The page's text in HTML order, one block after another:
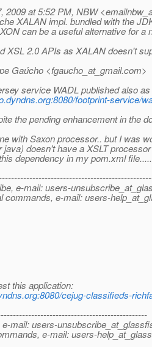
2009 at 5:52 PM, NBW
XALAN impl. bundled with the
can be a useful alternative for a
XSL 2.0 APIs as XALAN doesn't
Gaúcho <fgaucho_at_gmail.com>
service WADL published also
footprint-service/
the pending enhancement in the
with Saxon processor.. but I was
doesn't have a XSLT
dependency in my pom.xml
e-mail: users-
commands, e-mail: users-
this application:
cejug-classifieds-
mail: users-
e-mail: users-